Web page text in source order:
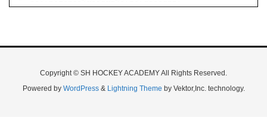
Copyright © SH HOCKEY ACADEMY All Rights Reserved.
Powered by WordPress& Lightning Theme by Vektor,Inc. technology.